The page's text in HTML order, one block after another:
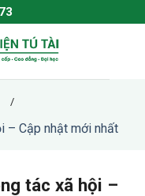
/
– Cập nhật mới nhất
tác xã hội –